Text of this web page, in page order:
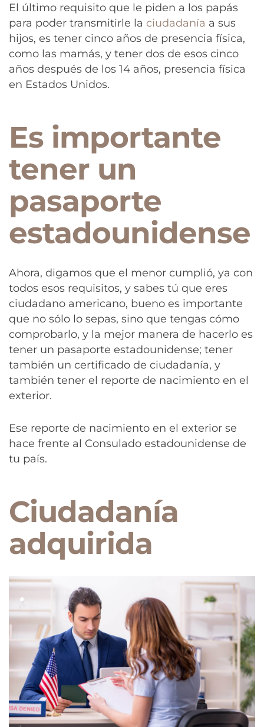
El último requisito que le piden a los papás
para poder transmitirle la ciudadanía a sus
hijos, es tener cinco años de presencia física,
como las mamás, y tener dos de esos cinco
años después de los 14 años, presencia física
en Estados Unidos.
Es importante
tener un
pasaporte
estadounidense
Ahora, digamos que el menor cumplió, ya con
todos esos requisitos, y sabes tú que eres
ciudadano americano, bueno es importante
que no sólo lo sepas, sino que tengas cómo
comprobarlo, y la mejor manera de hacerlo es
tener un pasaporte estadounidense; tener
también un certificado de ciudadanía, y
también tener el reporte de nacimiento en el
exterior.
Ese reporte de nacimiento en el exterior se
hace frente al Consulado estadounidense de
tu país.
Ciudadanía
adquirida